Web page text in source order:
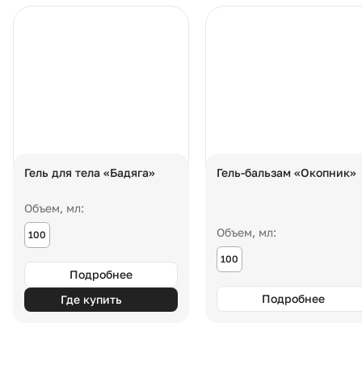
Гель для тела «Бадяга»
Объем, мл:
100
Подробнее
Где купить
Гель-бальзам «Окопник»
Объем, мл:
100
Подробнее